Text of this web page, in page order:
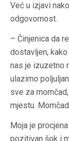
Već u izjavi
odgovornost.
– Činjenica da
dostavljen,
nas je izuzetno
ulazimo
sve za
mjestu.
Moja je
pozitivan šok i